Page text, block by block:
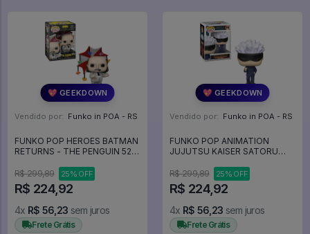
💖 GEEKDOWN
Vendido por: Funko in POA - RS
FUNKO POP HEROES BATMAN
RETURNS - THE PENGUIN 529
R$ 299,89
25% OFF
R$ 224,92
4x R$ 56,23 sem juros
Frete Grátis
💖 GEEKDOWN
Vendido por: Funko in POA - RS
FUNKO POP ANIMATION
JUJUTSU KAISER SATORU
R$ 299,89
25% OFF
R$ 224,92
4x R$ 56,23 sem juros
Frete Grátis